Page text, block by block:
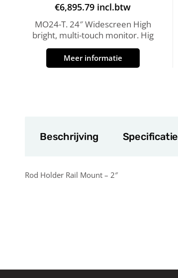
€6,895.79 incl.btw
MO24-T. 24″ Widescreen High
bright, multi-touch monitor. Hig
Meer informatie
Beschrijving Specificatie
Rod Holder Rail Mount – 2″